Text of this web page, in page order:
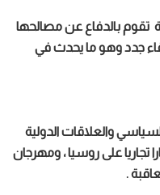
تقوم بالدفاع عن مصالحها
جدد وهو ما يحدث في
والعلاقات الدولية
تجاريا على روسيا ، ومهرجان
.